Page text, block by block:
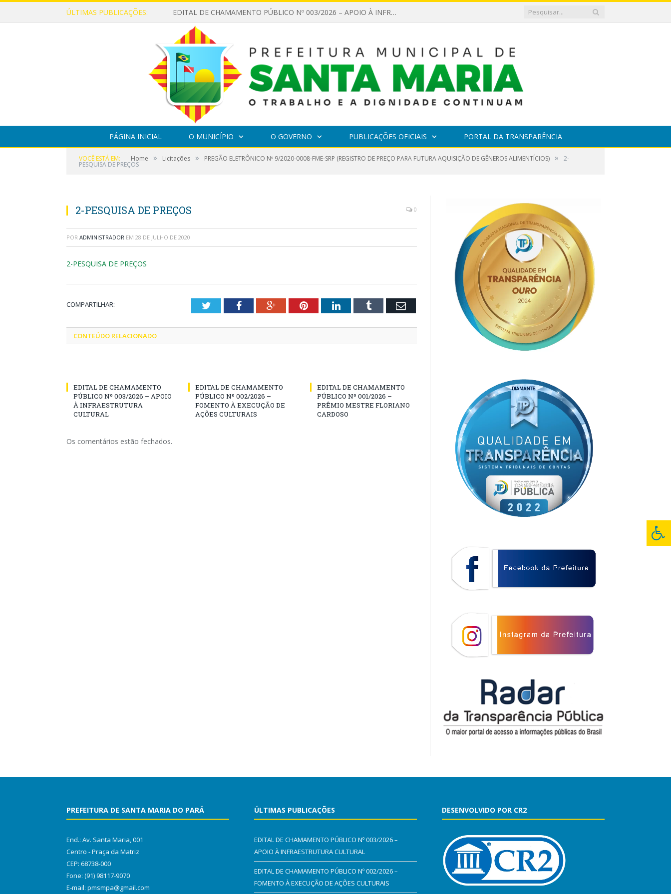
ÚLTIMAS PUBLICAÇÕES: EDITAL DE CHAMAMENTO PÚBLICO Nº 003/2026 – APOIO À INFRAESTRUTURA CULTURAL
PÁGINA INICIAL O MUNICÍPIO O GOVERNO PUBLICAÇÕES OFICIAIS PORTAL DA TRANSPARÊNCIA
VOCÊ ESTÁ EM: Home » Licitações » PREGÃO ELETRÔNICO Nº 9/2020-0008-FME-SRP (REGISTRO DE PREÇO PARA FUTURA AQUISIÇÃO DE GÊNEROS ALIMENTÍCIOS) » 2-
PESQUISA DE PREÇOS
2-PESQUISA DE PREÇOS 0
POR ADMINISTRADOR EM 28 DE JULHO DE 2020
2-PESQUISA DE PREÇOS
COMPARTILHAR: TwitterFacebookGoogle+PinterestLinkedInTumblr Email
CONTEÚDO RELACIONADO
EDITAL DE CHAMAMENTO
PÚBLICO Nº 003/2026 – APOIO
À INFRAESTRUTURA
CULTURAL
EDITAL DE CHAMAMENTO
PÚBLICO Nº 002/2026 –
FOMENTO À EXECUÇÃO DE
AÇÕES CULTURAIS
EDITAL DE CHAMAMENTO
PÚBLICO Nº 001/2026 –
PRÊMIO MESTRE FLORIANO
CARDOSO
Os comentários estão fechados.
PREFEITURA DE SANTA MARIA DO PARÁ
End.: Av. Santa Maria, 001
Centro - Praça da Matriz
CEP: 68738-000
Fone: (91) 98117-9070
E-mail: pmsmpa@gmail.com
ÚLTIMAS PUBLICAÇÕES
EDITAL DE CHAMAMENTO PÚBLICO Nº 003/2026 –
APOIO À INFRAESTRUTURA CULTURAL
EDITAL DE CHAMAMENTO PÚBLICO Nº 002/2026 –
FOMENTO À EXECUÇÃO DE AÇÕES CULTURAIS
DESENVOLVIDO POR CR2